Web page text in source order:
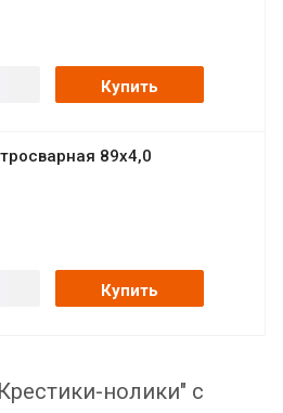
Купить
89х4,0
Купить
нолики" с